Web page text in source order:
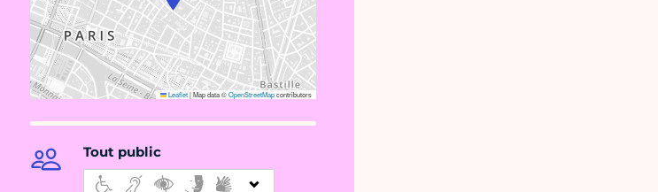
Leaflet|Map data ©OpenStreetMapcontributors
Tout public